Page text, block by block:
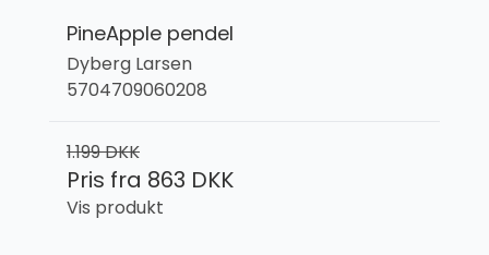
PineApple pendel
Dyberg Larsen
5704709060208
1.199 DKK
Pris fra 863 DKK
Vis produkt